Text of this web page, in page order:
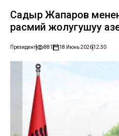
Садыр Жапаров
расмий жолугушуу
Президент 881 18 Июнь 202612:30